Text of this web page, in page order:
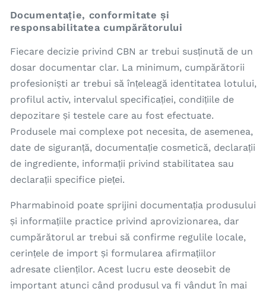
Documentație, conformitate și
responsabilitatea cumpărătorului
Fiecare decizie privind CBN ar trebui susținută de un
dosar documentar clar. La minimum, cumpărătorii
profesioniști ar trebui să înțeleagă identitatea lotului,
profilul activ, intervalul specificației, condițiile de
depozitare și testele care au fost efectuate.
Produsele mai complexe pot necesita, de asemenea,
date de siguranță, documentație cosmetică, declarații
de ingrediente, informații privind stabilitatea sau
declarații specifice pieței.
Pharmabinoid poate sprijini documentația produsului
și informațiile practice privind aprovizionarea, dar
cumpărătorul ar trebui să confirme regulile locale,
cerințele de import și formularea afirmațiilor
adresate clienților. Acest lucru este deosebit de
important atunci când produsul va fi vândut în mai